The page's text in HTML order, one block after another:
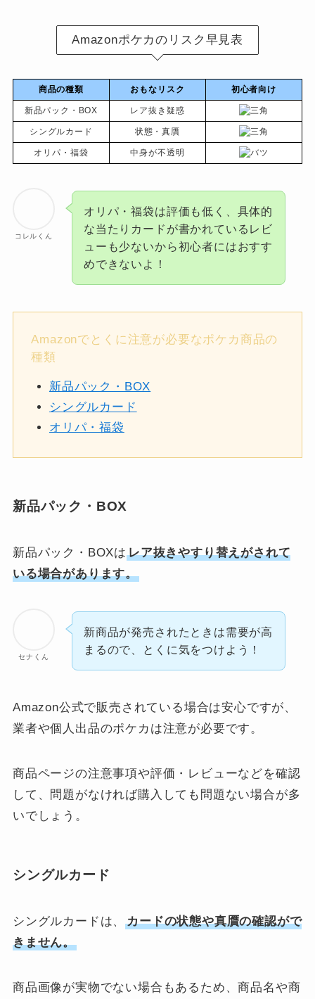
Amazonポケカのリスク早見表
商品の種類 おもなリスク 初心者向け
新品パック・BOX レア抜き疑惑
シングルカード 状態・真贋
オリパ・福袋 中身が不透明
コレルくん
オリパ・福袋は評価も低く、具体的
な当たりカードが書かれているレビ
ューも少ないから初心者にはおすす
めできないよ！
Amazonでとくに注意が必要なポケカ商品の
種類
新品パック・BOX
シングルカード
オリパ・福袋
新品パック・BOX
新品パック・BOXは レア抜きやすり替えがされて
いる場合があります。
セナくん
新商品が発売されたときは需要が高
まるので、とくに気をつけよう！
Amazon公式で販売されている場合は安心ですが、
業者や個人出品のポケカは注意が必要です。
商品ページの注意事項や評価・レビューなどを確認
して、問題がなければ購入しても問題ない場合が多
いでしょう。
シングルカード
シングルカードは、カードの状態や真贋の確認がで
きません。
商品画像が実物でない場合もあるため、商品名や商